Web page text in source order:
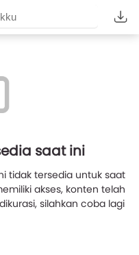
saat ini
tidak tersedia untuk saat
akses, konten telah
silahkan coba lagi